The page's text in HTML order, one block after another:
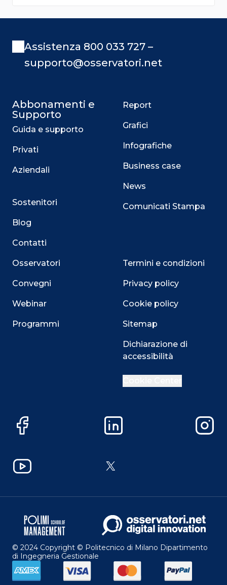
Assistenza 800 033 727 –
supporto@osservatori.net
Abbonamenti e
Supporto
Guida e supporto
Privati
Aziendali
Sostenitori
Blog
Contatti
Osservatori
Convegni
Webinar
Programmi
Report
Grafici
Infografiche
Business case
News
Comunicati Stampa
Termini e condizioni
Privacy policy
Cookie policy
Sitemap
Dichiarazione di
accessibilità
Facebook LinkedIn
YouTube X
© 2024 Copyright © Politecnico di Milano Dipartimento
di Ingegneria Gestionale